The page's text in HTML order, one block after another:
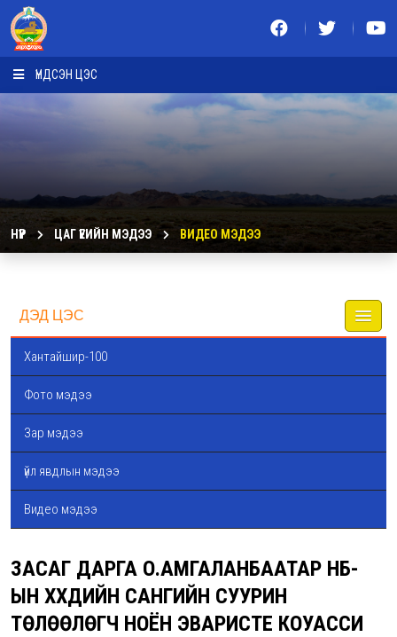
ҮНДСЭН ЦЭС
НҮҮР ЦАГ ҮЕИЙН МЭДЭЭ ВИДЕО МЭДЭЭ
ДЭД ЦЭС
Хантайшир-100
Фото мэдээ
Зар мэдээ
үйл явдлын мэдээ
Видео мэдээ
ЗАСАГ ДАРГА О.АМГАЛАНБААТАР НҮБ-
ЫН ХҮҮХДИЙН САНГИЙН СУУРИН
ТӨЛӨӨЛӨГЧ НОЁН ЭВАРИСТЕ КОУАССИ